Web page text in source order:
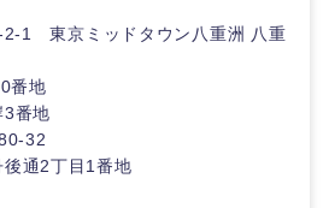
2-1 東京ミッドタウン八重洲 八重
番地
3番地
32
通2丁目1番地